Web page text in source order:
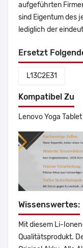
aufgeführten
sind Eigentum des
lediglich der
Ersetzt
L13C2E31
Kompatibel Zu
Lenovo Yoga
Wissenswertes:
Mit diesem Li-
Qualitätsprodukt.